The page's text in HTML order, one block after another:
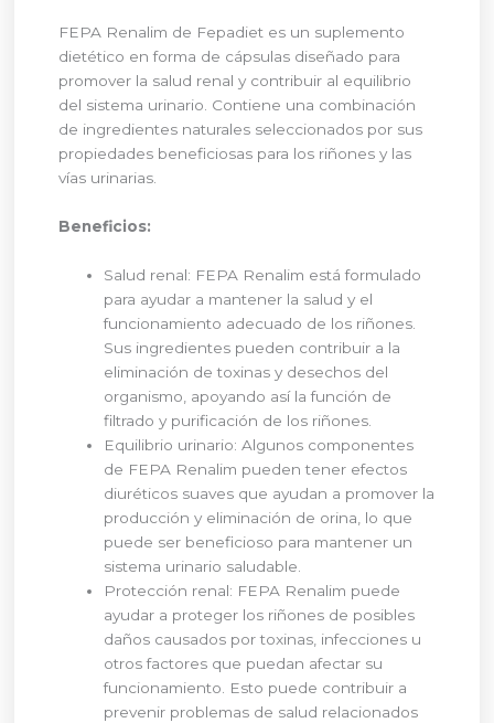
FEPA Renalim de Fepadiet es un suplemento
dietético en forma de cápsulas diseñado para
promover la salud renal y contribuir al equilibrio
del sistema urinario. Contiene una combinación
de ingredientes naturales seleccionados por sus
propiedades beneficiosas para los riñones y las
vías urinarias.
Beneficios:
Salud renal: FEPA Renalim está formulado
para ayudar a mantener la salud y el
funcionamiento adecuado de los riñones.
Sus ingredientes pueden contribuir a la
eliminación de toxinas y desechos del
organismo, apoyando así la función de
filtrado y purificación de los riñones.
Equilibrio urinario: Algunos componentes
de FEPA Renalim pueden tener efectos
diuréticos suaves que ayudan a promover la
producción y eliminación de orina, lo que
puede ser beneficioso para mantener un
sistema urinario saludable.
Protección renal: FEPA Renalim puede
ayudar a proteger los riñones de posibles
daños causados por toxinas, infecciones u
otros factores que puedan afectar su
funcionamiento. Esto puede contribuir a
prevenir problemas de salud relacionados